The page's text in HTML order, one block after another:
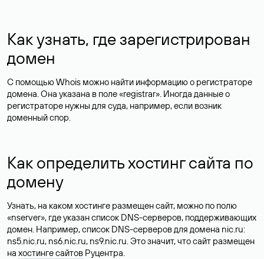
Как узнать, где зарегистрирован
домен
С помощью Whois можно найти информацию о регистраторе
домена. Она указана в поле «registrar». Иногда данные о
регистраторе нужны для суда, например, если возник
доменный спор.
Как определить хостинг сайта по
домену
Узнать, на каком хостинге размещен сайт, можно по полю
«nserver», где указан список DNS-серверов, поддерживающих
домен. Например, список DNS-серверов для домена nic.ru:
ns5.nic.ru, ns6.nic.ru, ns9.nic.ru. Это значит, что сайт размещен
на хостинге сайтов Руцентра.